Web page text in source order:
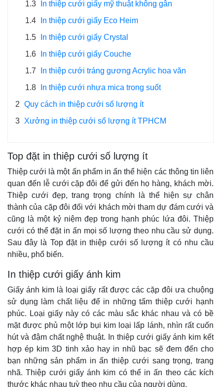
1.3
In thiệp cưới giấy mỹ thuật không gân
1.4
In thiệp cưới giấy Eco Heim
1.5
In thiệp cưới giấy Crystal
1.6
In thiệp cưới giấy Couche
1.7
In thiệp cưới tráng gương Acrylic hoa văn
1.8
In thiệp cưới nhựa mica trong suốt
2 Quy cách in thiệp cưới số lượng ít
3 Xưởng in thiệp cưới số lượng ít TPHCM
Top đặt in thiệp cưới số lượng ít
Thiệp cưới là một ấn phẩm in ấn thể hiện các thông tin liên
quan đến lễ cưới cặp đôi để gửi đến họ hàng, khách mời.
Thiệp cưới đẹp, trang trọng chính là thể hiện sự chân
thành của cặp đôi đối với khách mời tham dự đám cưới và
cũng là một kỷ niệm đẹp trong hạnh phúc lứa đôi. Thiệp
cưới có thể đặt in ấn mọi số lượng theo nhu cầu sử dụng.
Sau đây là Top đặt in thiệp cưới số lượng ít có nhu cầu
nhiều, phổ biến.
In thiệp cưới giấy ánh kim
Giấy ánh kim là loại giấy rất được các cặp đôi ưa chuộng
sử dụng làm chất liệu để in những tấm thiệp cưới hạnh
phúc. Loại giấy này có các màu sắc khác nhau và có bề
mặt được phủ một lớp bụi kim loại lấp lánh, nhìn rất cuốn
hút và đậm chất nghệ thuật. In thiệp cưới giấy ánh kim kết
hợp ép kim 3D tinh xảo hay in nhũ bạc sẽ đem đến cho
bạn những sản phẩm in ấn thiệp cưới sang trọng, trang
nhã. Thiệp cưới giấy ánh kim có thể in ấn theo các kích
thước khác nhau tuỳ theo nhu cầu của người dùng.